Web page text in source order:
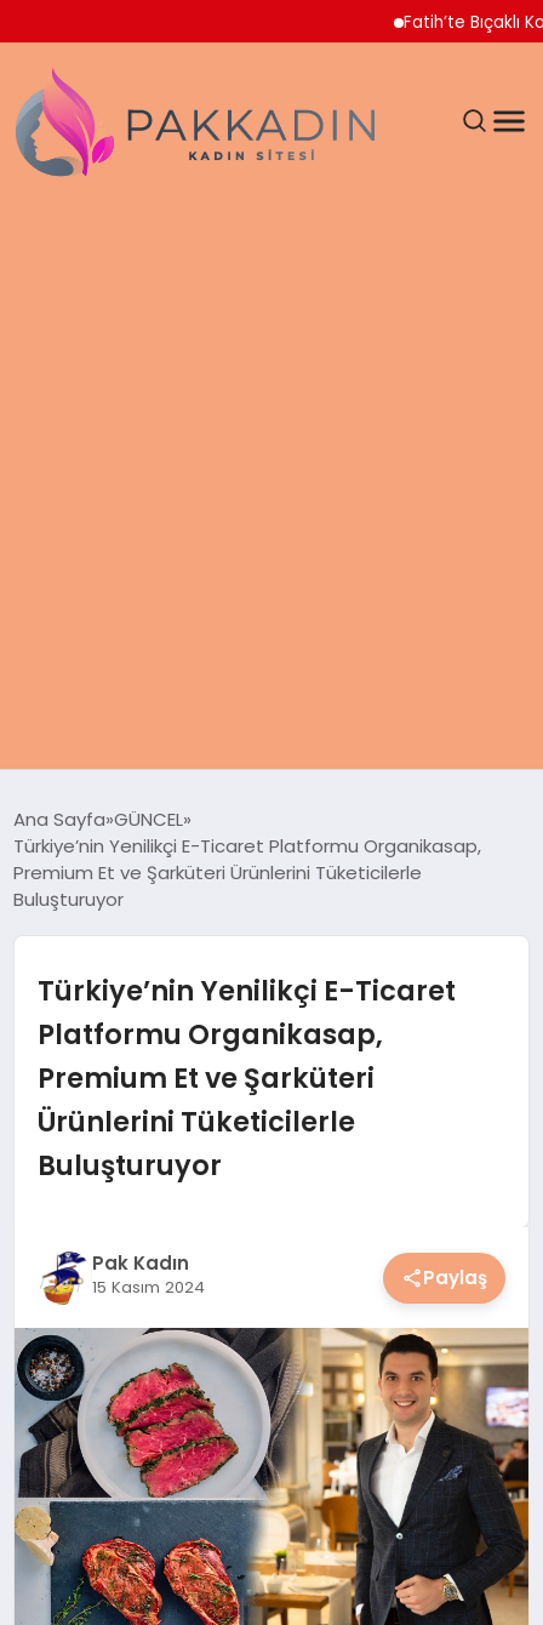
Fatih’te Bıçaklı
KADIN
MAGAZIN
SPOR & FITNESS
YAŞAM
YEMEK
HESAPLAMALAR
Ana Sayfa GÜNCEL
Türkiye’nin Yenilikçi E-Ticaret Platformu Organikasap,
Premium Et ve Şarküteri Ürünlerini Tüketicilerle
Buluşturuyor
Türkiye’nin Yenilikçi E-Ticaret
Platformu Organikasap,
Premium Et ve Şarküteri
Ürünlerini Tüketicilerle
Buluşturuyor
Pak Kadın
15 Kasım 2024 Paylaş